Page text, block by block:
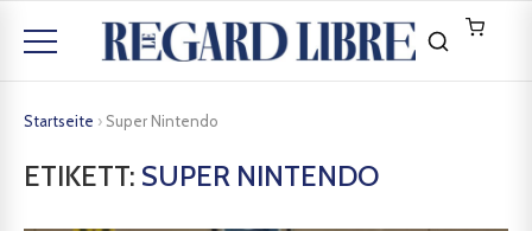
Startseite › Super Nintendo
ETIKETT: SUPER NINTENDO